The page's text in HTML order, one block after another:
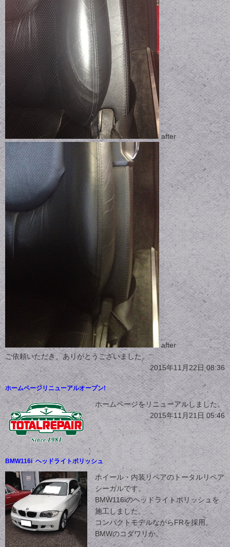
after
after
ご依頼いただき、ありがとうございました。
2015年11月22日 08:36
ホームページリニューアルオープン!
ホームページをリニューアルしました。
2015年11月21日 05:46
BMW116i ヘッドライトポリッシュ
ホイール・内装リペアのトータルリペア
シーガルです。
BMW116iのヘッドライトポリッシュを
施工しました。
コンパクトモデルながらFRを採用。
BMWのコダワリか。